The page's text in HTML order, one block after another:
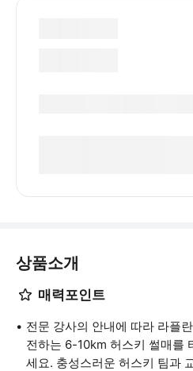
상품소개
매력포인트
전문 강사의 안내에 따라 라플
전하는 6-10km 허스키 썰매를
세요. 충성스러운 허스키 팀과